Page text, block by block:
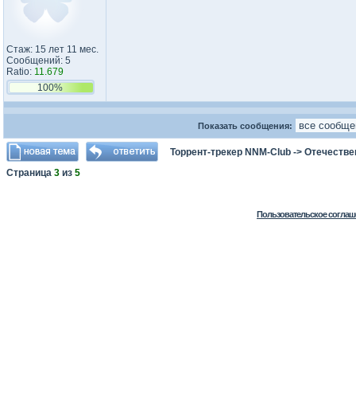
Стаж: 15 лет 11 мес.
Сообщений: 5
Ratio: 11.679
100%
Показать сообщения:
Торрент-трекер NNM-Club ->
Страница 3 из 5
Пользовательское